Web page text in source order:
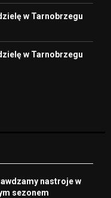
w Tarnobrzegu
w Tarnobrzegu
nastroje w
sezonem